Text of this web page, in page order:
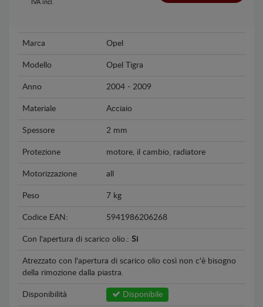
IVA incl.
Marca Opel
Modello Opel Tigra
Anno 2004 - 2009
Materiale Acciaio
Spessore 2 mm
Protezione motore, il cambio, radiatore
Motorizzazione all
Peso 7 kg
Codice EAN: 5941986206268
Con l'apertura di scarico olio.: Si
Atrezzato con l'apertura di scarico olio così non c'è bisogno
della rimozione dalla piastra.
Disponibilità Disponibile